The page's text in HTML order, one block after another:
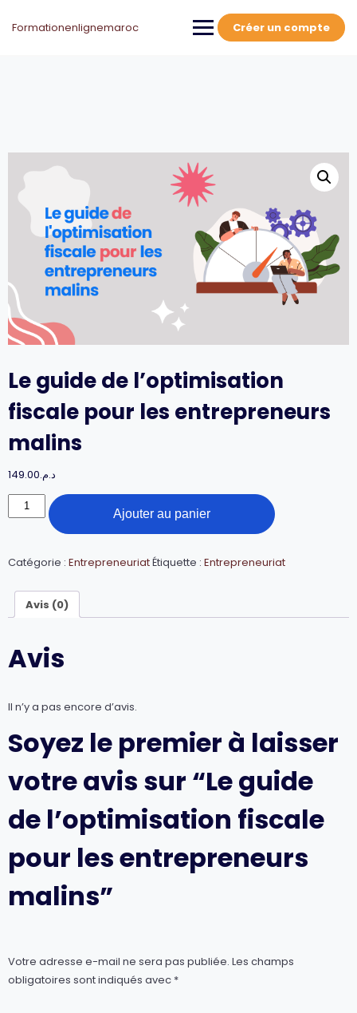
Formationenlignemaroc Créer un compte
Le guide de l’optimisation
fiscale pour les entrepreneurs
malins
د.م.149.00
quantité
de
de
fiscale
pour
les
malins
Ajouter au panier
Catégorie : EntrepreneuriatÉtiquette : Entrepreneuriat
Avis (0)
Avis
Il n’y a pas encore d’avis.
Soyez le premier à laisser
votre avis sur “Le guide
de l’optimisation fiscale
pour les entrepreneurs
malins”
Votre adresse e-mail ne sera pas publiée. Les champs
obligatoires sont indiqués avec *